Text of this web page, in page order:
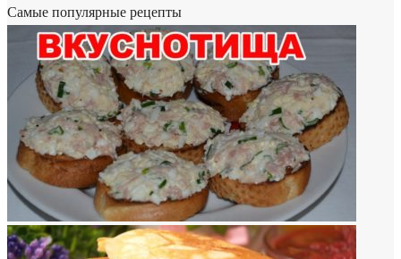
Самые популярные рецепты